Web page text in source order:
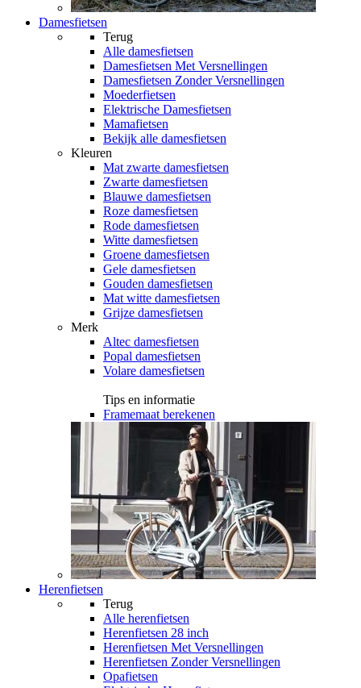
Damesfietsen
Terug
Alle damesfietsen
Damesfietsen Met Versnellingen
Damesfietsen Zonder Versnellingen
Moederfietsen
Elektrische Damesfietsen
Mamafietsen
Bekijk alle damesfietsen
Kleuren
Mat zwarte damesfietsen
Zwarte damesfietsen
Blauwe damesfietsen
Roze damesfietsen
Rode damesfietsen
Witte damesfietsen
Groene damesfietsen
Gele damesfietsen
Gouden damesfietsen
Mat witte damesfietsen
Grijze damesfietsen
Merk
Altec damesfietsen
Popal damesfietsen
Volare damesfietsen
Tips en informatie
Framemaat berekenen
Herenfietsen
Terug
Alle herenfietsen
Herenfietsen 28 inch
Herenfietsen Met Versnellingen
Herenfietsen Zonder Versnellingen
Opafietsen